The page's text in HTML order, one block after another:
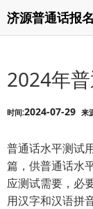
济源普通话报
2024年
时间:2024-07-29 来
普通话水平测
篇，供普通话水
应测试需要，必
用汉字和汉语拼